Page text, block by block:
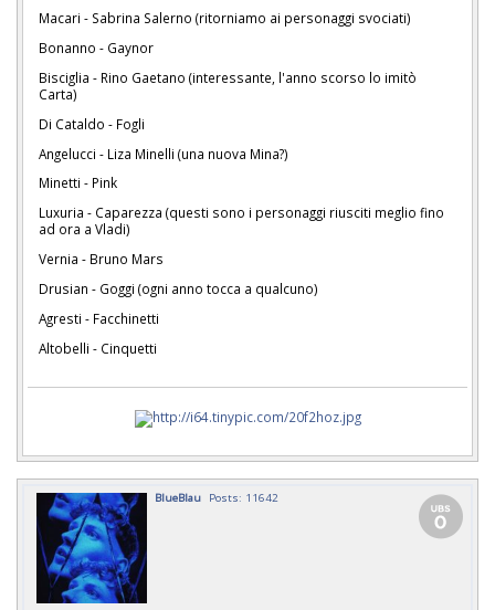
Macari - Sabrina Salerno (ritorniamo ai personaggi svociati)
Bonanno - Gaynor
Bisciglia - Rino Gaetano (interessante, l'anno scorso lo imitò
Carta)
Di Cataldo - Fogli
Angelucci - Liza Minelli (una nuova Mina?)
Minetti - Pink
Luxuria - Caparezza (questi sono i personaggi riusciti meglio fino
ad ora a Vladi)
Vernia - Bruno Mars
Drusian - Goggi (ogni anno tocca a qualcuno)
Agresti - Facchinetti
Altobelli - Cinquetti
BlueBlau Posts: 11642